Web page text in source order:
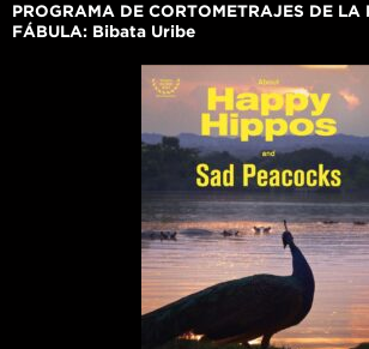
PROGRAMA DE CORTOMETRAJES DE LA
FÁBULA: Bibata Uribe